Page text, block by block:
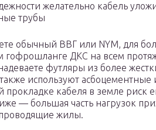
желательно кабель
трубы
обычный ВВГ или NYM, для
гофрошланге ДКС на всем
футляры из более
используют
прокладке кабеля в земле риск
— большая часть нагрузок
жилы.